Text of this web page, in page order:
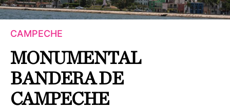
CAMPECHE
MONUMENTAL
BANDERA DE
CAMPECHE